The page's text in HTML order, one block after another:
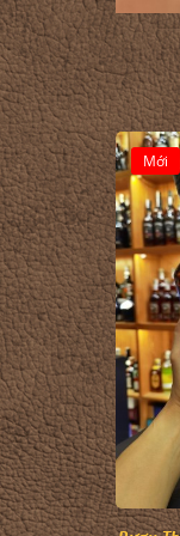
Mới